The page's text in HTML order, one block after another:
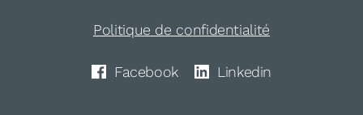
Politique de confidentialité
Facebook Linkedin